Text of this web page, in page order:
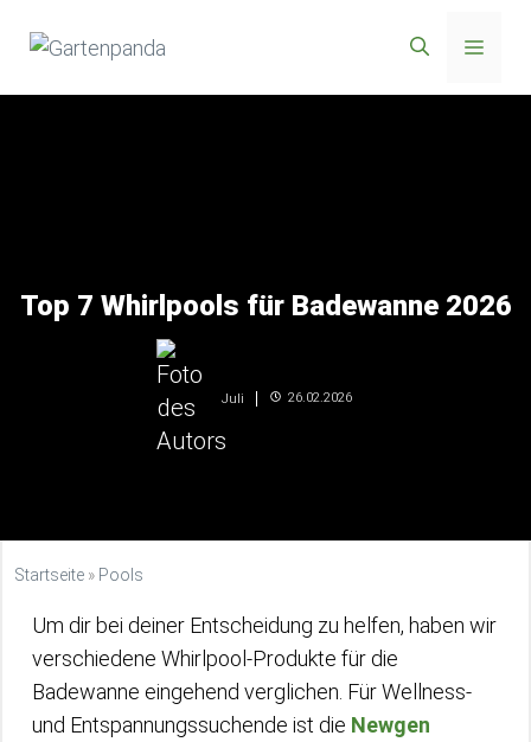
Inhalt
Menü
Top 7 Whirlpools für Badewanne 2026
Juli 26.02.2026
Startseite » Pools
Um dir bei deiner Entscheidung zu helfen, haben wir
verschiedene Whirlpool-Produkte für die
Badewanne eingehend verglichen. Für Wellness-
und Entspannungssuchende ist die Newgen